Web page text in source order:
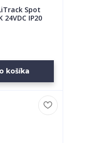
Spot
24VDC IP20
košíka